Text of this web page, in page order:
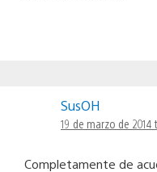
SusOH
19 de marzo de
Completamente de